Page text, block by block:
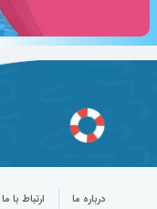
درباره ما ارتباط با ما